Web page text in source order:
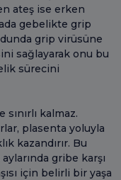
ateş ise erken
gebelikte grip
grip virüsüne
sağlayarak onu bu
sürecini
sınırlı kalmaz.
plasenta yoluyla
kazandırır. Bu
gribe karşı
için belirli bir yaşa